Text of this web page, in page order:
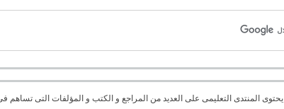
يحتوى المنتدى التعليمى على العديد من المراجع و الكتب و المؤلفات التى